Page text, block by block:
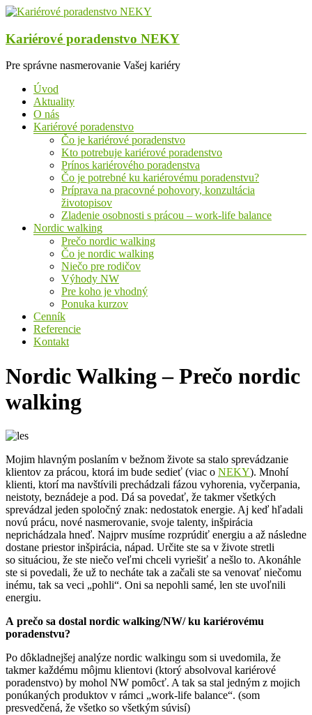
Prejsť
obsah
Kariérové poradenstvo NEKY
Pre správne nasmerovanie Vašej kariéry
Menu
Úvod
Aktuality
O nás
Kariérové poradenstvo
Čo je kariérové poradenstvo
Kto potrebuje kariérové poradenstvo
Prínos kariérového poradenstva
Čo je potrebné ku kariérovému poradenstvu?
Príprava na pracovné pohovory, konzultácia
životopisov
Zladenie osobnosti s prácou – work-life balance
Nordic walking
Prečo nordic walking
Čo je nordic walking
Niečo pre rodičov
Výhody NW
Pre koho je vhodný
Ponuka kurzov
Cenník
Referencie
Kontakt
Nordic Walking – Prečo nordic
walking
Mojim hlavným poslaním v bežnom živote sa stalo sprevádzanie
klientov za prácou, ktorá im bude sedieť (viac o NEKY). Mnohí
klienti, ktorí ma navštívili prechádzali fázou vyhorenia, vyčerpania,
neistoty, beznádeje a pod. Dá sa povedať, že takmer všetkých
sprevádzal jeden spoločný znak: nedostatok energie. Aj keď hľadali
novú prácu, nové nasmerovanie, svoje talenty, inšpirácia
neprichádzala hneď. Najprv musíme rozprúdiť energiu a až následne
dostane priestor inšpirácia, nápad. Určite ste sa v živote stretli
so situáciou, že ste niečo veľmi chceli vyriešiť a nešlo to. Akonáhle
ste si povedali, že už to necháte tak a začali ste sa venovať niečomu
inému, tak sa veci „pohli“. Oni sa nepohli samé, len ste uvoľnili
energiu.
A prečo sa dostal nordic walking/NW/ ku kariérovému
poradenstvu?
Po dôkladnejšej analýze nordic walkingu som si uvedomila, že
takmer každému môjmu klientovi (ktorý absolvoval kariérové
poradenstvo) by mohol NW pomôcť. A tak sa stal jedným z mojich
ponúkaných produktov v rámci „work-life balance“. (som
presvedčená, že všetko so všetkým súvisí)